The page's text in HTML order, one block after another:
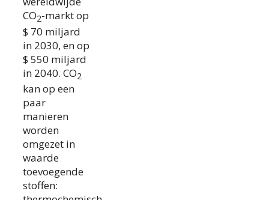
CO2-markt op
$ 70 miljard
in 2030, en op
$ 550 miljard
in 2040. CO2
kan op een
paar
manieren
worden
omgezet in
waarde
toevoegende
stoffen: